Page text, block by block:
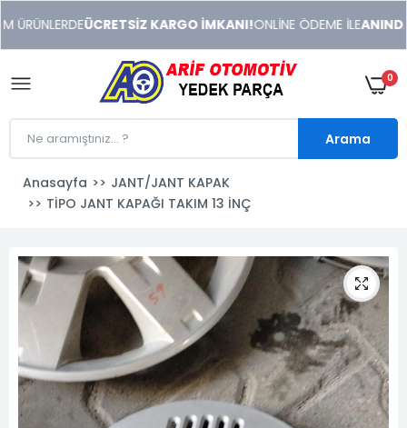
xonusu
veren
sitolar
ÜCRETSİZ KARGO İMKANI!ONLİNE ÖDEME İLE ANINDA
0
Arama
Anasayfa
JANT/JANT KAPAK
TİPO JANT KAPAĞI TAKIM 13 İNÇ